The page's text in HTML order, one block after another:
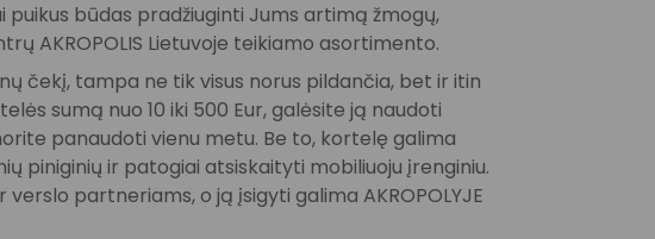
puikus būdas pradžiuginti Jums artimą žmogų,
AKROPOLIS Lietuvoje teikiamo asortimento.
čekį, tampa ne tik visus norus pildančia, bet ir itin
sumą nuo 10 iki 500 Eur, galėsite ją naudoti
panaudoti vienu metu. Be to, kortelę galima
piniginių ir patogiai atsiskaityti mobiliuoju įrenginiu.
partneriams, o ją įsigyti galima AKROPOLYJE